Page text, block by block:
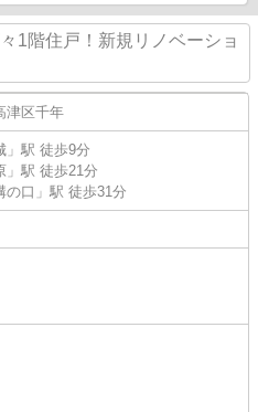
1階住戸！新規リノベーショ
津区千年
」駅 徒歩9分
」駅 徒歩21分
の口 」駅 徒歩31分